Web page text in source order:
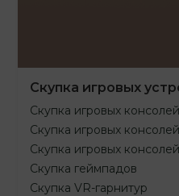
Скупка игровых
Скупка игровых
Скупка игровых
Скупка игровых
Скупка геймпадов
Скупка VR-гарнитур